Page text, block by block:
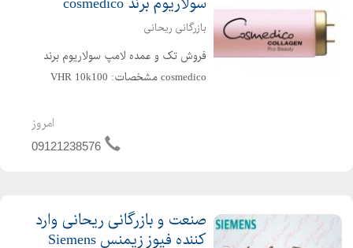
بازرگانی ریحانی
فروش تک و عمده لامپ سولاریوم برند
cosmedico مشخصات: VHR 10k100
۲۰۲۲ به همراه temporary energy fee
T12-c که داخل لامپ قرار دارد Made in
امروز
09121238576
صنعت و بازرگانی ریحانی وارد
کننده فیوز زیمنس Siemens